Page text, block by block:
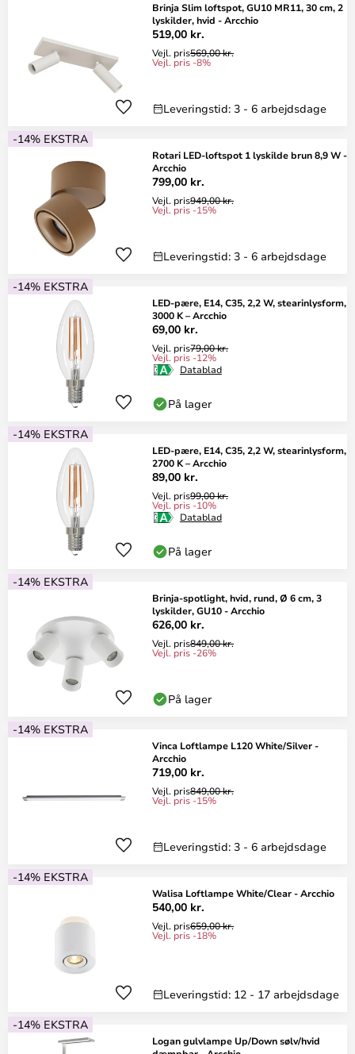
Brinja Slim loftspot, GU10 MR11, 30 cm, 2
lyskilder, hvid - Arcchio
519,00 kr.
Vejl. pris569,00 kr.
Vejl. pris -8%
Leveringstid: 3 - 6 arbejdsdage
-14% EKSTRA
Rotari LED-loftspot 1 lyskilde brun 8,9 W -
Arcchio
799,00 kr.
Vejl. pris949,00 kr.
Vejl. pris -15%
Leveringstid: 3 - 6 arbejdsdage
-14% EKSTRA
LED-pære, E14, C35, 2,2 W, stearinlysform,
3000 K – Arcchio
69,00 kr.
Vejl. pris79,00 kr.
Vejl. pris -12%
Datablad
På lager
-14% EKSTRA
LED-pære, E14, C35, 2,2 W, stearinlysform,
2700 K – Arcchio
89,00 kr.
Vejl. pris99,00 kr.
Vejl. pris -10%
Datablad
På lager
-14% EKSTRA
Brinja-spotlight, hvid, rund, Ø 6 cm, 3
lyskilder, GU10 - Arcchio
626,00 kr.
Vejl. pris849,00 kr.
Vejl. pris -26%
På lager
-14% EKSTRA
Vinca Loftlampe L120 White/Silver -
Arcchio
719,00 kr.
Vejl. pris849,00 kr.
Vejl. pris -15%
Leveringstid: 3 - 6 arbejdsdage
-14% EKSTRA
Walisa Loftlampe White/Clear - Arcchio
540,00 kr.
Vejl. pris659,00 kr.
Vejl. pris -18%
Leveringstid: 12 - 17 arbejdsdage
-14% EKSTRA
Logan gulvlampe Up/Down sølv/hvid